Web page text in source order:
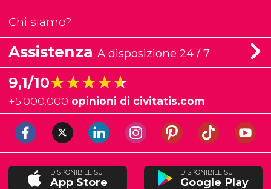
Chi siamo?
Assistenza A disposizione 24 / 7
9,1/10★★★★★
★★★★★
+5.000.000 opinioni di civitatis.com
DISPONIBILE SU
App Store
DISPONIBILE SU
Google Play